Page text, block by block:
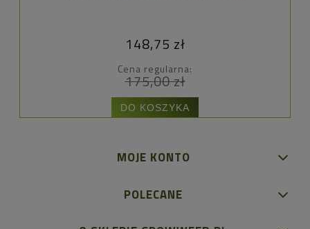
148,75 zł
Cena regularna:
175,00 zł
DO KOSZYKA
MOJE KONTO
POLECANE